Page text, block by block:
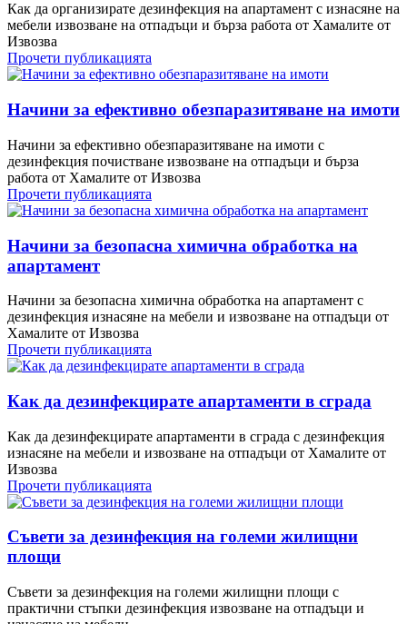
Как да организирате дезинфекция на апартамент с изнасяне на
мебели извозване на отпадъци и бърза работа от Хамалите от
Извозва
Прочети публикацията
Начини за ефективно обезпаразитяване на имоти
Начини за ефективно обезпаразитяване на имоти с
дезинфекция почистване извозване на отпадъци и бърза
работа от Хамалите от Извозва
Прочети публикацията
Начини за безопасна химична обработка на
апартамент
Начини за безопасна химична обработка на апартамент с
дезинфекция изнасяне на мебели и извозване на отпадъци от
Хамалите от Извозва
Прочети публикацията
Как да дезинфекцирате апартаменти в сграда
Как да дезинфекцирате апартаменти в сграда с дезинфекция
изнасяне на мебели и извозване на отпадъци от Хамалите от
Извозва
Прочети публикацията
Съвети за дезинфекция на големи жилищни
площи
Съвети за дезинфекция на големи жилищни площи с
практични стъпки дезинфекция извозване на отпадъци и